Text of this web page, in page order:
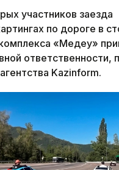
участников заезда
по дороге в
«Медеу»
ответственности,
Kazinform.